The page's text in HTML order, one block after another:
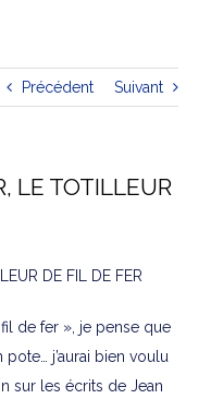
Précédent Suivant
LE TOTILLEUR
DE FIL DE FER
de fer », je pense que
pote… j’aurai bien voulu
sur les écrits de Jean